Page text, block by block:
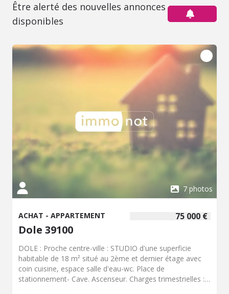
Être alerté des nouvelles annonces
disponibles
7 photos
75 000 €
ACHAT - APPARTEMENT
Dole 39100
DOLE : Proche centre-ville : STUDIO d'une superficie
habitable de 18 m² situé au 2ème et dernier étage avec
coin cuisine, espace salle d'eau-wc. Place de
stationnement- Cave. Ascenseur. Charges trimestrielles :